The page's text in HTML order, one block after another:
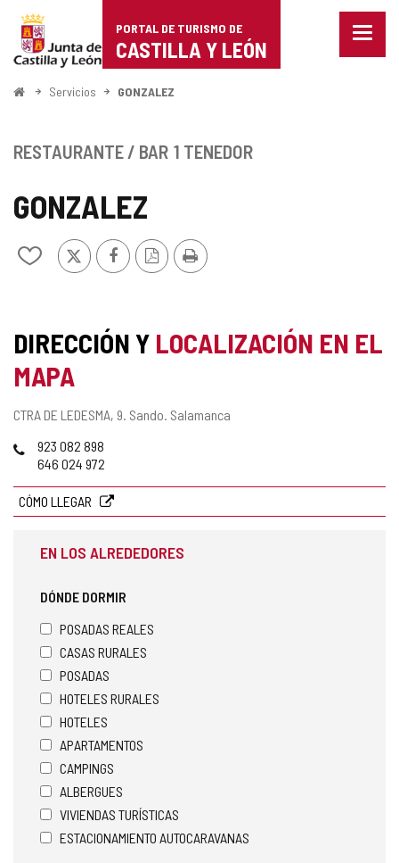
Portal
de
Turismo
Castilla
León
PORTAL DE TURISMO DE
CASTILLA Y LEÓN
Menu
InicioServicios GONZALEZ
GONZALEZ
Añadir/quitar
X FacebookVersión
PDF
Imprimir
RESTAURANTE / BAR 1 TENEDOR
DIRECCIÓN Y LOCALIZACIÓN EN EL
MAPA
Dirección
CTRA DE LEDESMA, 9. Sando. Salamanca
Teléfonos
923 082 898
646 024 972
CÓMO LLEGAR
EN LOS ALREDEDORES
DÓNDE DORMIR
POSADAS REALES
CASAS RURALES
POSADAS
HOTELES RURALES
HOTELES
APARTAMENTOS
CAMPINGS
ALBERGUES
VIVIENDAS TURÍSTICAS
ESTACIONAMIENTO AUTOCARAVANAS